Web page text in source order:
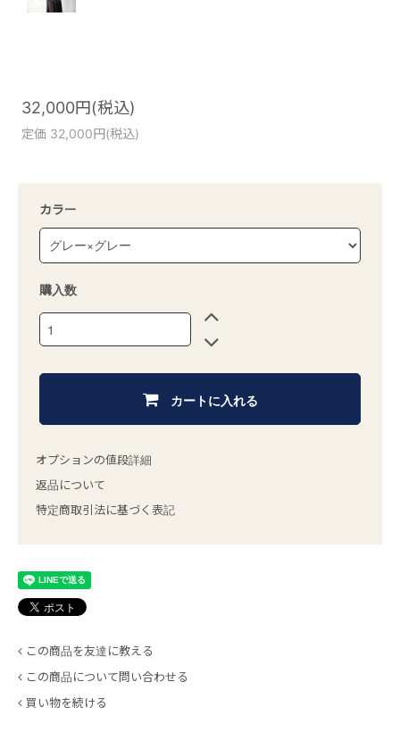
32,000円(税込)
定価 32,000円(税込)
カラー
購入数
カートに入れる
オプションの値段詳細
返品について
特定商取引法に基づく表記
この商品を友達に教える
この商品について問い合わせる
買い物を続ける